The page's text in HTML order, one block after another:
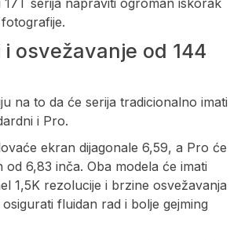
osvežavanje od 144
na to da će serija tradicionalno imati
i Pro.
ekran dijagonale 6,59, a Pro će
od 6,83 inča. Oba modela će imati
1,5K rezolucije i brzine osvežavanja
fluidan rad i bolje gejming